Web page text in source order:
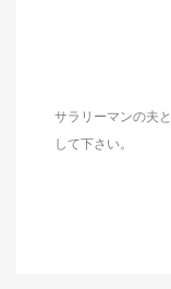
サラリーマンの夫
して下さい。